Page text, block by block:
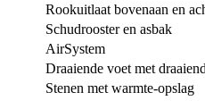
Rookuitlaat bovenaan en
Schudrooster en asbak
AirSystem
Draaiende voet met
Stenen met warmte-opslag